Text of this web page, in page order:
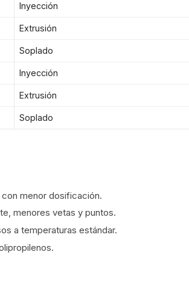
Inyección
Extrusión
Soplado
Inyección
Extrusión
Soplado
menor dosificación.
menores vetas y puntos.
a temperaturas estándar.